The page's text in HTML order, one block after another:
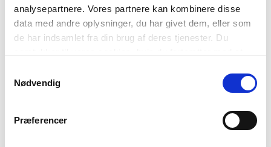
analysepartnere. Vores partnere kan kombinere disse
data med andre oplysninger, du har givet dem, eller som
de har indsamlet fra din brug af deres tjenester. Du
Nødvendig
Præferencer
Min birra
Støttemoglegheiter